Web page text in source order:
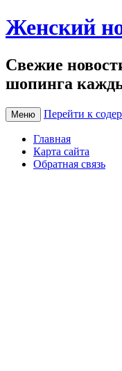
Женский
Свежие
шопинга
Меню Перейти к
Главная
Карта сайта
Обратная связь